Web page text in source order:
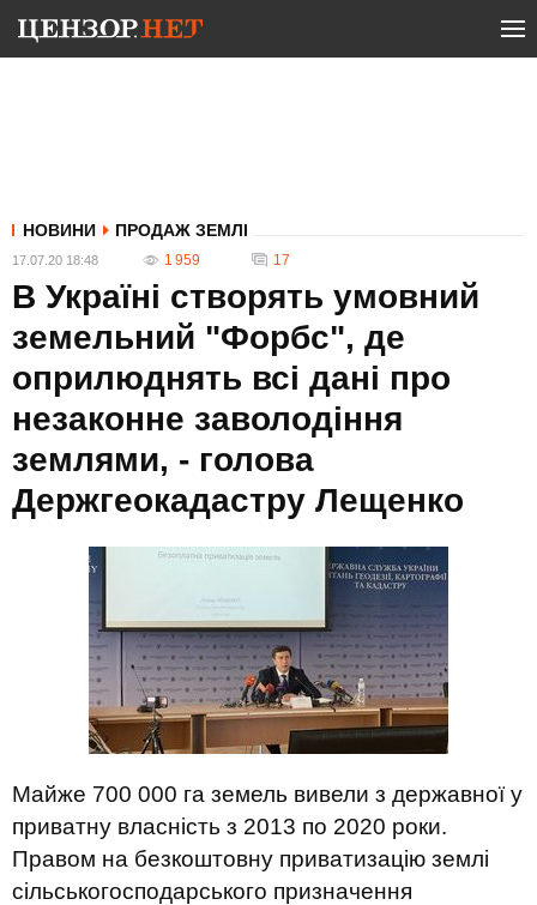
НОВИНИ ПРОДАЖ ЗЕМЛІ
17.07.20 18:48 1 959 17
В Україні створять умовний
земельний "Форбс", де
оприлюднять всі дані про
незаконне заволодіння
землями, - голова
Держгеокадастру Лещенко
Майже 700 000 га земель вивели з державної у
приватну власність з 2013 по 2020 роки.
Правом на безкоштовну приватизацію землі
сільськогосподарського призначення